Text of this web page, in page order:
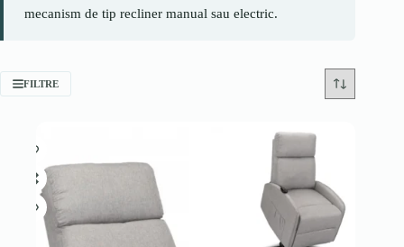
mecanism de tip recliner manual sau electric.
FILTRE